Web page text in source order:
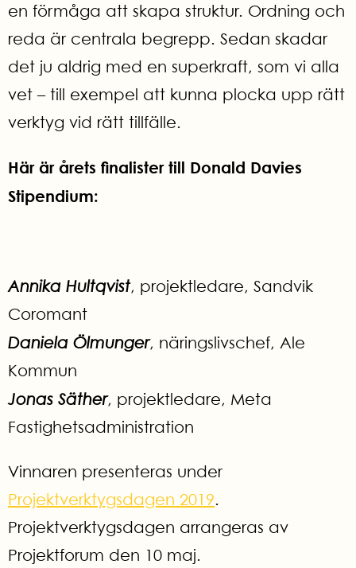
en förmåga att skapa struktur. Ordning och
reda är centrala begrepp. Sedan skadar
det ju aldrig med en superkraft, som vi alla
vet – till exempel att kunna plocka upp rätt
verktyg vid rätt tillfälle.
Här är årets finalister till Donald Davies
Stipendium:
Annika Hultqvist, projektledare, Sandvik
Coromant
Daniela Ölmunger, näringslivschef, Ale
Kommun
Jonas Säther, projektledare, Meta
Fastighetsadministration
Vinnaren presenteras under
Projektverktygsdagen 2019.
Projektverktygsdagen arrangeras av
Projektforum den 10 maj.